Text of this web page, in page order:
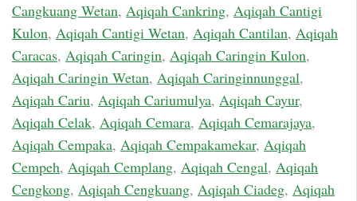
Cangkuang Wetan, Aqiqah Cankring, Aqiqah Cantigi
Kulon, Aqiqah Cantigi Wetan, Aqiqah Cantilan, Aqiqah
Caracas, Aqiqah Caringin, Aqiqah Caringin Kulon,
Aqiqah Caringin Wetan, Aqiqah Caringinnunggal,
Aqiqah Cariu, Aqiqah Cariumulya, Aqiqah Cayur,
Aqiqah Celak, Aqiqah Cemara, Aqiqah Cemarajaya,
Aqiqah Cempaka, Aqiqah Cempakamekar, Aqiqah
Cempeh, Aqiqah Cemplang, Aqiqah Cengal, Aqiqah
Cengkong, Aqiqah Cengkuang, Aqiqah Ciadeg, Aqiqah